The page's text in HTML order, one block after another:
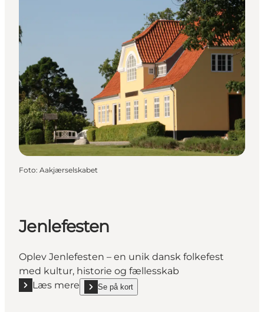
Foto: Aakjærselskabet
Jenlefesten
Oplev Jenlefesten – en unik dansk folkefest
med kultur, historie og fællesskab
Læs mere
Læs mere "Jenlefesten"
Se på kort
show Jenlefesten on_map